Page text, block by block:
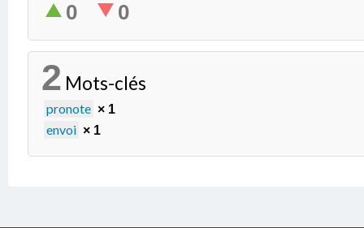
0 0
2 Mots-clés
pronote × 1
envoi × 1